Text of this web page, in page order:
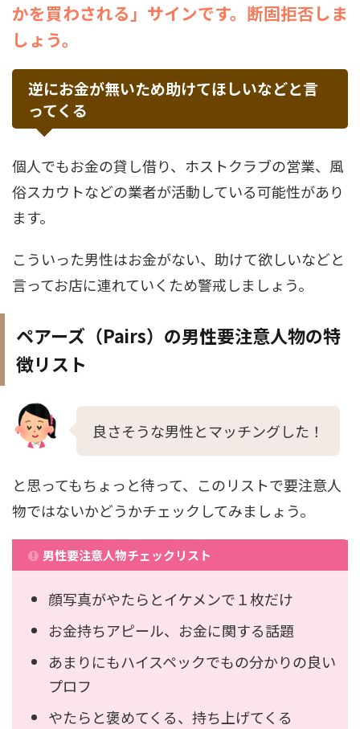
かを買わされる」サインです。断固拒否しま
しょう。
逆にお金が無いため助けてほしいなどと言
ってくる
個人でもお金の貸し借り、ホストクラブの営業、風
俗スカウトなどの業者が活動している可能性があり
ます。
こういった男性はお金がない、助けて欲しいなどと
言ってお店に連れていくため警戒しましょう。
ペアーズ（Pairs）の男性要注意人物の特
徴リスト
良さそうな男性とマッチングした！
と思ってもちょっと待って、このリストで要注意人
物ではないかどうかチェックしてみましょう。
男性要注意人物チェックリスト
顔写真がやたらとイケメンで１枚だけ
お金持ちアピール、お金に関する話題
あまりにもハイスペックでもの分かりの良い
プロフ
やたらと褒めてくる、持ち上げてくる